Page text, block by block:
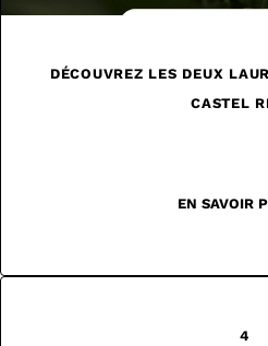
DÉCOUVREZ LES DEUX
CASTEL
EN SAVOIR
4